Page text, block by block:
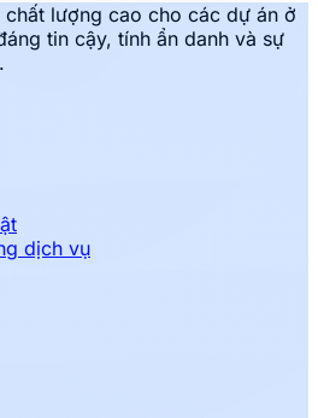
chất lượng cao cho các dự án ở
tin cậy, tính ẩn danh và sự
dịch vụ